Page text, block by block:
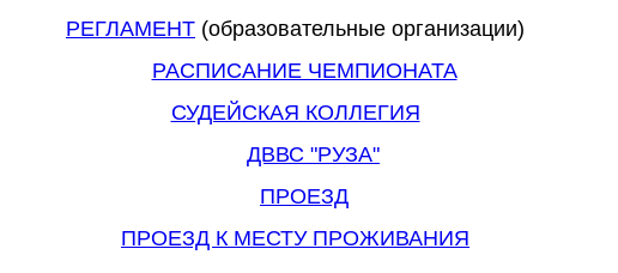
РЕГЛАМЕНТ (образовательные организации)
РАСПИСАНИЕ ЧЕМПИОНАТА
СУДЕЙСКАЯ КОЛЛЕГИЯ
ДВВС "РУЗА"
ПРОЕЗД
ПРОЕЗД К МЕСТУ ПРОЖИВАНИЯ